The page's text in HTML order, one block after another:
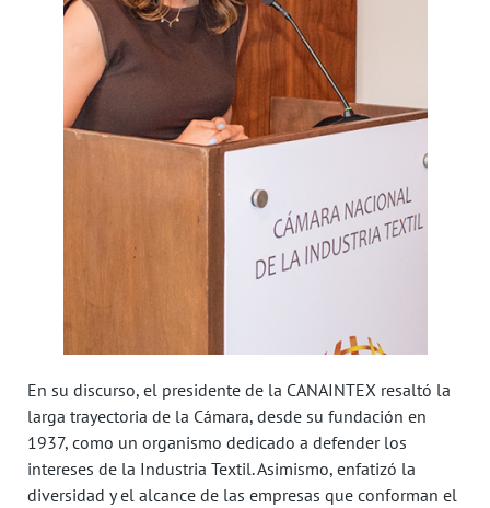
En su discurso, el presidente de la CANAINTEX resaltó la
larga trayectoria de la Cámara, desde su fundación en
1937, como un organismo dedicado a defender los
intereses de la Industria Textil. Asimismo, enfatizó la
diversidad y el alcance de las empresas que conforman el